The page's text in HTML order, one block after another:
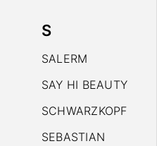
S
SALERM
SAY HI BEAUTY
SCHWARZKOPF
SEBASTIAN